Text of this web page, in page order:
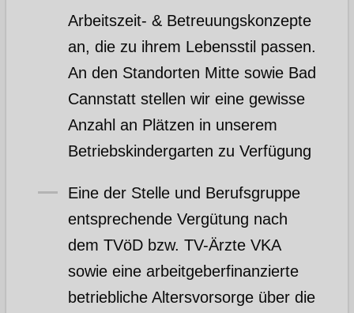
Arbeitszeit- & Betreuungskonzepte
an, die zu ihrem Lebensstil passen.
An den Standorten Mitte sowie Bad
Cannstatt stellen wir eine gewisse
Anzahl an Plätzen in unserem
Betriebskindergarten zu Verfügung
Eine der Stelle und Berufsgruppe
entsprechende Vergütung nach
dem TVöD bzw. TV-Ärzte VKA
sowie eine arbeitgeberfinanzierte
betriebliche Altersvorsorge über die